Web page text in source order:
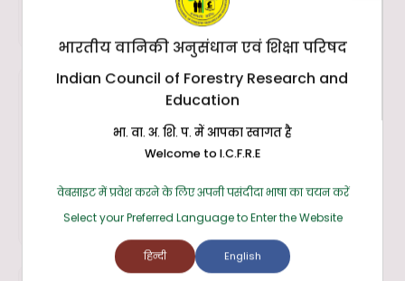
भारतीय वानिकी अनुसंधान एवं शिक्षा परिषद
Indian Council of Forestry Research and
Education
भा. वा. अ. शि. प. में आपका स्वागत है
Welcome to I.C.F.R.E
वेबसाइट में प्रवेश करने के लिए अपनी पसंदीदा भाषा का चयन करें
Select your Preferred Language to Enter the Website
हिन्दी English